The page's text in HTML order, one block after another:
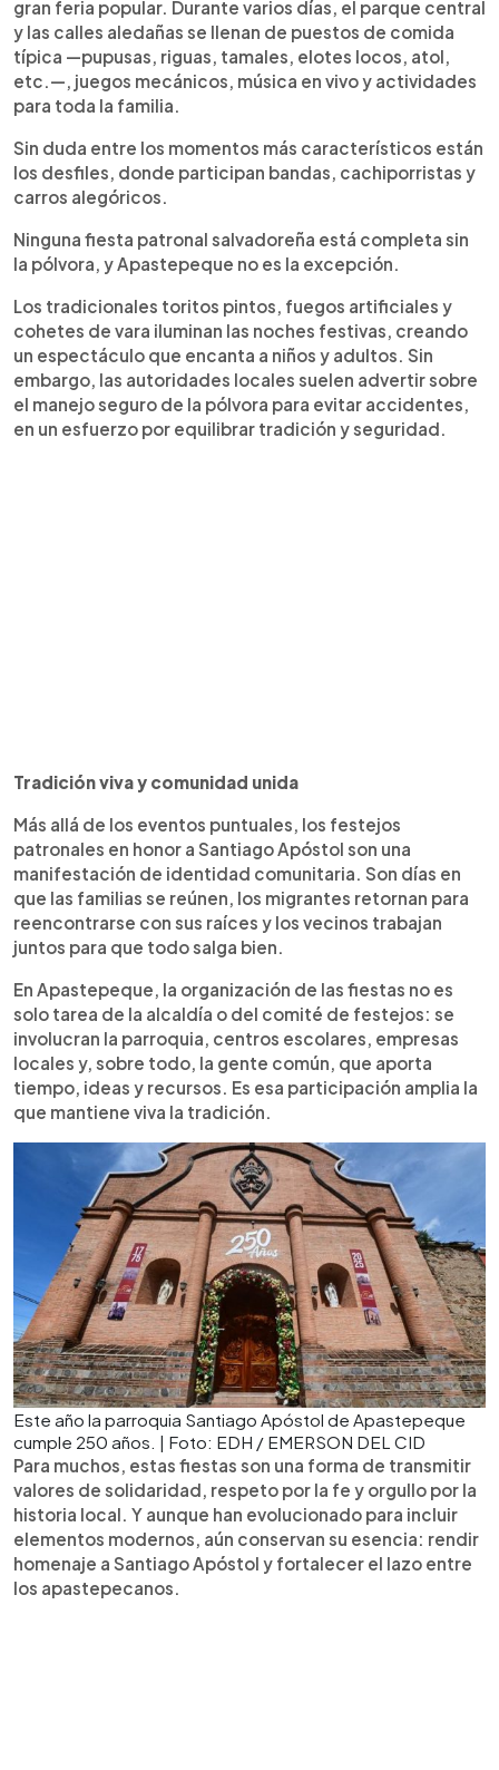
gran feria popular. Durante varios días, el parque central
y las calles aledañas se llenan de puestos de comida
típica —pupusas, riguas, tamales, elotes locos, atol,
etc.—, juegos mecánicos, música en vivo y actividades
para toda la familia.
Sin duda entre los momentos más característicos están
los desfiles, donde participan bandas, cachiporristas y
carros alegóricos.
Ninguna fiesta patronal salvadoreña está completa sin
la pólvora, y Apastepeque no es la excepción.
Los tradicionales toritos pintos, fuegos artificiales y
cohetes de vara iluminan las noches festivas, creando
un espectáculo que encanta a niños y adultos. Sin
embargo, las autoridades locales suelen advertir sobre
el manejo seguro de la pólvora para evitar accidentes,
en un esfuerzo por equilibrar tradición y seguridad.
Tradición viva y comunidad unida
Más allá de los eventos puntuales, los festejos
patronales en honor a Santiago Apóstol son una
manifestación de identidad comunitaria. Son días en
que las familias se reúnen, los migrantes retornan para
reencontrarse con sus raíces y los vecinos trabajan
juntos para que todo salga bien.
En Apastepeque, la organización de las fiestas no es
solo tarea de la alcaldía o del comité de festejos: se
involucran la parroquia, centros escolares, empresas
locales y, sobre todo, la gente común, que aporta
tiempo, ideas y recursos. Es esa participación amplia la
que mantiene viva la tradición.
Este año la parroquia Santiago Apóstol de Apastepeque
cumple 250 años. | Foto: EDH / EMERSON DEL CID
Para muchos, estas fiestas son una forma de transmitir
valores de solidaridad, respeto por la fe y orgullo por la
historia local. Y aunque han evolucionado para incluir
elementos modernos, aún conservan su esencia: rendir
homenaje a Santiago Apóstol y fortalecer el lazo entre
los apastepecanos.